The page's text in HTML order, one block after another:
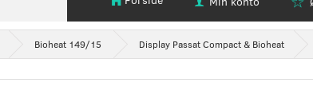
Bioheat 149/15 Display Passat Compact & Bioheat